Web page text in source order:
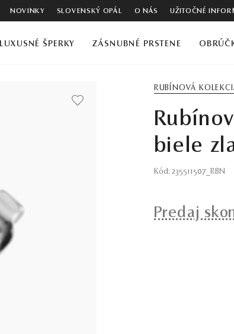
NOVINKY SLOVENSKÝ OPÁL O NÁS UŽITOČNÉ
LUXUSNÉ ŠPERKY ZÁSNUBNÉ PRSTENE
RUBÍNOVÁ
biele
Kód: 235511507_RBN
Predaj